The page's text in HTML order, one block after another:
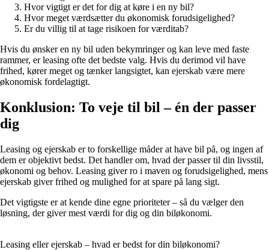
Hvor vigtigt er det for dig at køre i en ny bil?
Hvor meget værdsætter du økonomisk forudsigelighed?
Er du villig til at tage risikoen for værditab?
Hvis du ønsker en ny bil uden bekymringer og kan leve med faste
rammer, er leasing ofte det bedste valg. Hvis du derimod vil have
frihed, kører meget og tænker langsigtet, kan ejerskab være mere
økonomisk fordelagtigt.
Konklusion: To veje til bil – én der passer
dig
Leasing og ejerskab er to forskellige måder at have bil på, og ingen af
dem er objektivt bedst. Det handler om, hvad der passer til din livsstil,
økonomi og behov. Leasing giver ro i maven og forudsigelighed, mens
ejerskab giver frihed og mulighed for at spare på lang sigt.
Det vigtigste er at kende dine egne prioriteter – så du vælger den
løsning, der giver mest værdi for dig og din biløkonomi.
Leasing eller ejerskab – hvad er bedst for din biløkonomi?